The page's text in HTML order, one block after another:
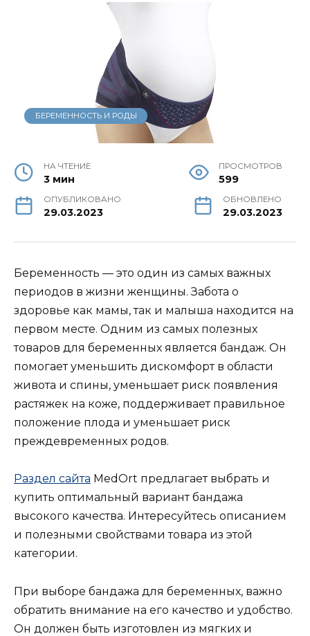
БЕРЕМЕННОСТЬ И РОДЫ
НА ЧТЕНИЕ
3 мин
ПРОСМОТРОВ
599
ОПУБЛИКОВАНО
29.03.2023
ОБНОВЛЕНО
29.03.2023
Беременность — это один из самых важных
периодов в жизни женщины. Забота о
здоровье как мамы, так и малыша находится на
первом месте. Одним из самых полезных
товаров для беременных является бандаж. Он
помогает уменьшить дискомфорт в области
живота и спины, уменьшает риск появления
растяжек на коже, поддерживает правильное
положение плода и уменьшает риск
преждевременных родов.
Раздел сайта MedOrt предлагает выбрать и
купить оптимальный вариант бандажа
высокого качества. Интересуйтесь описанием
и полезными свойствами товара из этой
категории.
При выборе бандажа для беременных, важно
обратить внимание на его качество и удобство.
Он должен быть изготовлен из мягких и